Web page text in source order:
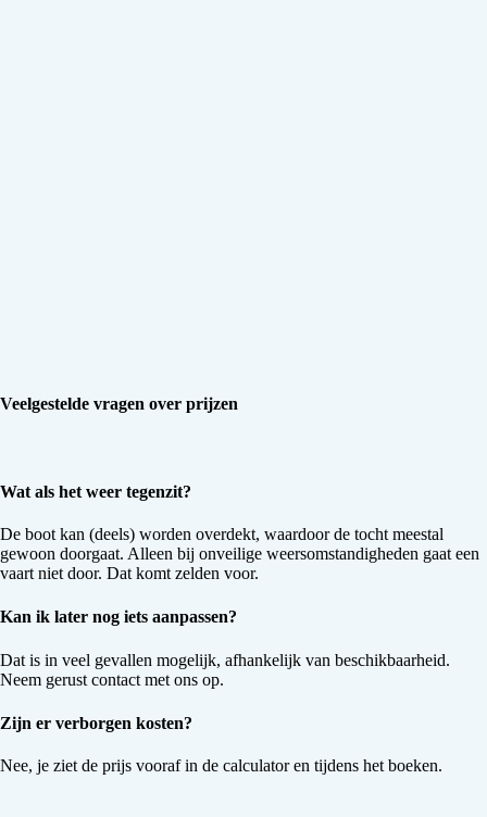
Veelgestelde vragen over prijzen
Wat als het weer tegenzit?
De boot kan (deels) worden overdekt, waardoor de tocht meestal
gewoon doorgaat. Alleen bij onveilige weersomstandigheden gaat een
vaart niet door. Dat komt zelden voor.
Kan ik later nog iets aanpassen?
Dat is in veel gevallen mogelijk, afhankelijk van beschikbaarheid.
Neem gerust contact met ons op.
Zijn er verborgen kosten?
Nee, je ziet de prijs vooraf in de calculator en tijdens het boeken.